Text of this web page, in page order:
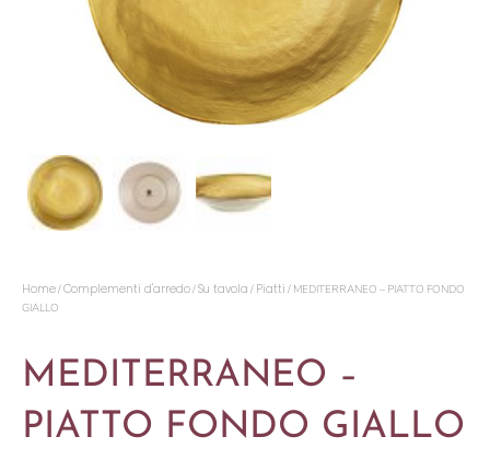
Home/Complementi d'arredo/Su tavola / Piatti / MEDITERRANEO – PIATTO FONDO
GIALLO
MEDITERRANEO –
PIATTO FONDO GIALLO